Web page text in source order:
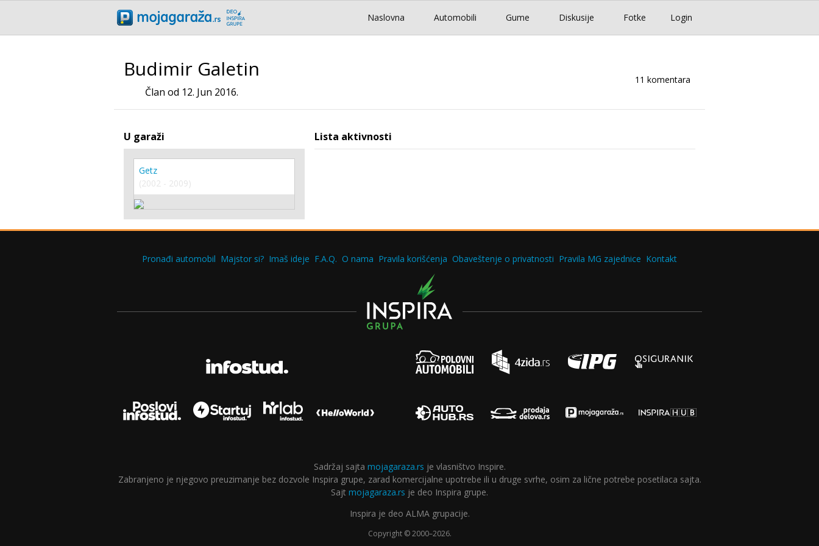
Login
Naslovna Automobili Gume Diskusije Fotke
Budimir Galetin
Član od 12. Jun 2016.
11 komentara
U garaži
Getz
(2002 - 2009)
Lista aktivnosti
Pronađi automobil Majstor si? Imaš ideje F.A.Q. O nama Pravila korišćenja Obaveštenje o privatnosti Pravila MG zajednice Kontakt
Sadržaj sajta mojagaraza.rs je vlasništvo Inspire.
Zabranjeno je njegovo preuzimanje bez dozvole Inspira grupe, zarad komercijalne upotrebe ili u druge svrhe, osim za lične potrebe posetilaca sajta.
Sajt mojagaraza.rs je deo Inspira grupe.
Inspira je deo ALMA grupacije.
Copyright © 2000–2026.